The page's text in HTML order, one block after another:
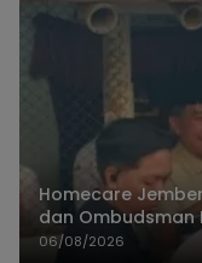
Homecare
dan Ombudsman
Rumah Pasien
06/08/2026